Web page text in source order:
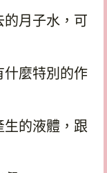
月子水，可
什麼特別的作
生的液體，跟